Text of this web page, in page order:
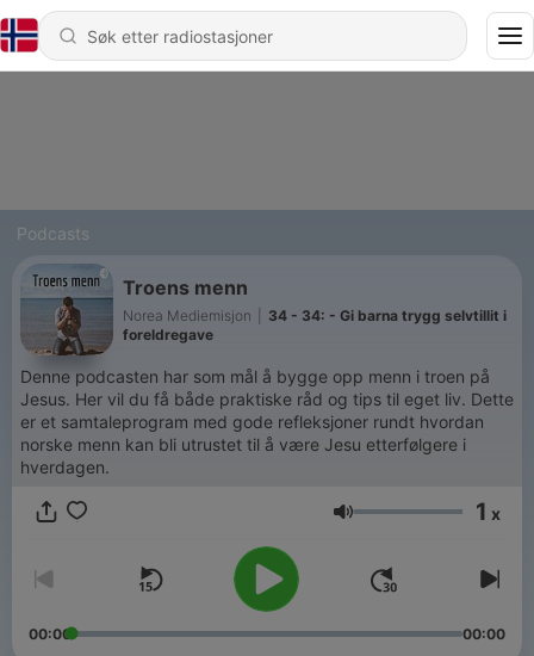
Podcasts
Troens menn
Norea Mediemisjon
34 - 34: - Gi barna trygg selvtillit i
foreldregave
Denne podcasten har som mål å bygge opp menn i troen på
Jesus. Her vil du få både praktiske råd og tips til eget liv. Dette
er et samtaleprogram med gode refleksjoner rundt hvordan
norske menn kan bli utrustet til å være Jesu etterfølgere i
hverdagen.
Volum 1 x
00:00 00:00